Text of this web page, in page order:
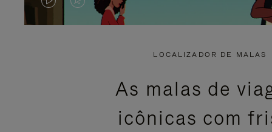
O
PAUSADO,
PRESSIONE
O
SOM.
LOCALIZADOR DE MALAS
As malas de
icônicas com